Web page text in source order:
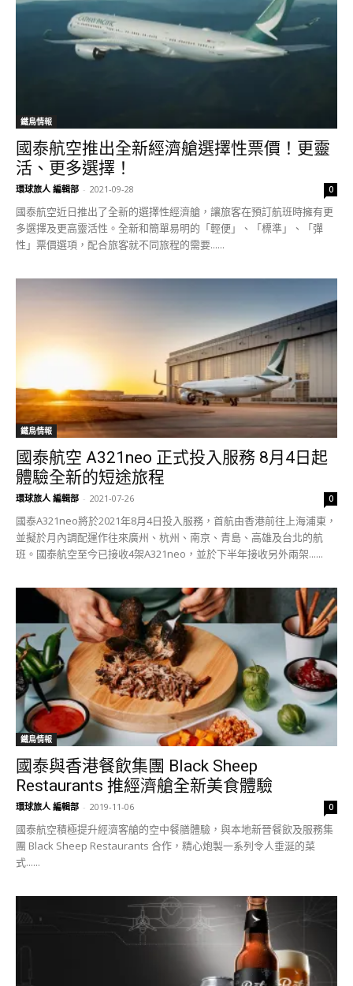
鐵鳥情報
國泰航空推出全新經濟艙選擇性票價！更靈
活、更多選擇！
環球旅人 編輯部 - 2021-09-28 0
國泰航空近日推出了全新的選擇性經濟艙，讓旅客在預訂航班時擁有更
多選擇及更高靈活性。全新和簡單易明的「輕便」、「標準」、「彈
性」票價選項，配合旅客就不同旅程的需要......
鐵鳥情報
國泰航空 A321neo 正式投入服務 8月4日起
體驗全新的短途旅程
環球旅人 編輯部 - 2021-07-26 0
國泰A321neo將於2021年8月4日投入服務，首航由香港前往上海浦東，
並擬於月內調配運作往來廣州、杭州、南京、青島、高雄及台北的航
班。國泰航空至今已接收4架A321neo，並於下半年接收另外兩架......
鐵鳥情報
國泰與香港餐飲集團 Black Sheep
Restaurants 推經濟艙全新美食體驗
環球旅人 編輯部 - 2019-11-06 0
國泰航空積極提升經濟客艙的空中餐膳體驗，與本地新晉餐飲及服務集
團 Black Sheep Restaurants 合作，精心炮製一系列令人垂涎的菜
式......